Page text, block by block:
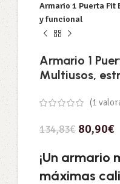
Armario 1 Puerta
y funcional
Armario 1
Multiusos,
(1
134,83€ 80,90€
¡Un armario
máximas